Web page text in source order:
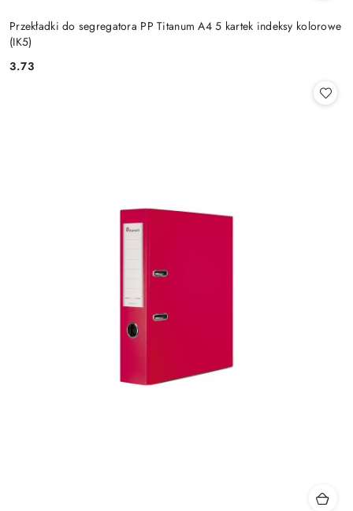
Przekładki do segregatora PP Titanum A4 5 kartek indeksy kolorowe
(IK5)
Cena:
3.73